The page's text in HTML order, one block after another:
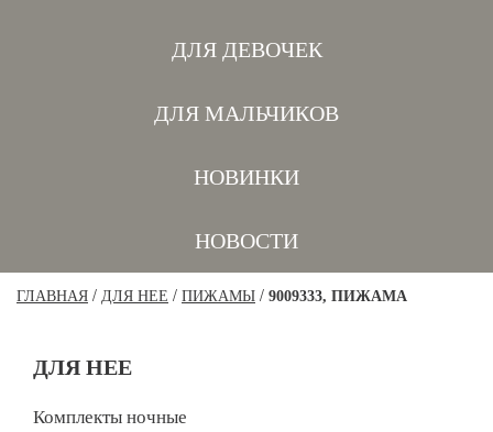
ДЛЯ ДЕВОЧЕК
ДЛЯ МАЛЬЧИКОВ
НОВИНКИ
НОВОСТИ
ГЛАВНАЯ / ДЛЯ НЕЕ / ПИЖАМЫ / 9009333, ПИЖАМА
ДЛЯ НЕЕ
Комплекты ночные